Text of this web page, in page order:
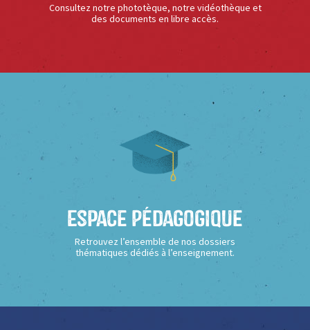
Consultez notre phototèque, notre vidéothèque et
des documents en libre accès.
Espace Pédagogique
Retrouvez l’ensemble de nos dossiers
thématiques dédiés à l’enseignement.